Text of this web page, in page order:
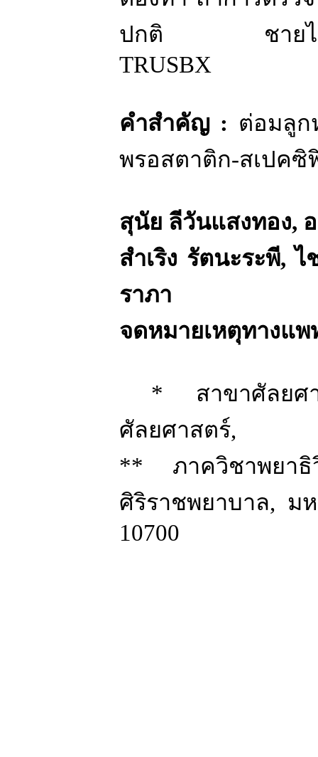
ปกติ ชายไทยผู้
TRUSBX
คำสำคัญ : ต่อมลูก
พรอสตาติก-สเปคซิ
สุนัย ลีวันแสงทอง,
สำเริง รัตนะระพี,ไ
ราภา
จดหมายเหตุทางแ
* สาขาศัลยศ
ศัลยศาสตร์,
** ภาควิชาพยาธิ
ศิริราชพยาบาล, ม
10700